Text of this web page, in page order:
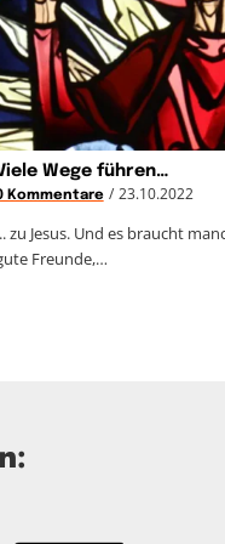
Wege führen…
Kommentare / 23.10.2022
zu Jesus. Und es braucht
Freunde,…